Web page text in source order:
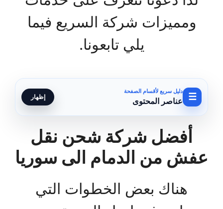
ومميزات شركة السريع فيما
يلي تابعونا.
☰
دليل سريع لأقسام الصفحة
عناصر المحتوى
إظهار
أفضل شركة شحن نقل
عفش من الدمام الى سوريا
هناك بعض الخطوات التي